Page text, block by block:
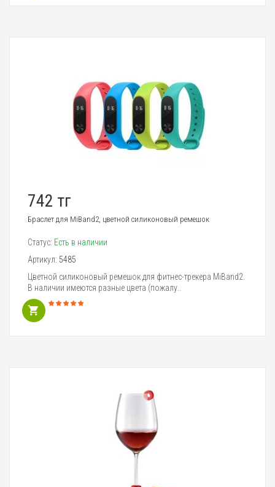
742 тг
Браслет для MiBand2, цветной силиконовый ремешок
Статус: Есть в наличии
Артикул: 5485
Цветной силиконовый ремешок для фитнес-трекера MiBand2.
В наличии имеются разные цвета (пожалу..